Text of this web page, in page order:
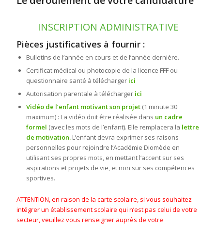
INSCRIPTION ADMINISTRATIVE
Pièces justificatives à fournir :
Bulletins de l’année en cours et de l’année dernière.
Certificat médical ou photocopie de la licence FFF ou
questionnaire santé à télécharger ici
Autorisation parentale à télécharger ici
Vidéo de l’enfant motivant son projet (1 minute 30
maximum) : La vidéo doit être réalisée dans un cadre
formel (avec les mots de l’enfant). Elle remplacera la lettre
de motivation.L’enfant devra exprimer ses raisons
personnelles pour rejoindre l’Académie Diomède en
utilisant ses propres mots, en mettant l’accent sur ses
aspirations et projets de vie, et non sur ses compétences
sportives.
ATTENTION, en raison de la carte scolaire, si vous souhaitez
intégrer un établissement scolaire qui n’est pas celui de votre
secteur, veuillez vous renseigner auprès de votre